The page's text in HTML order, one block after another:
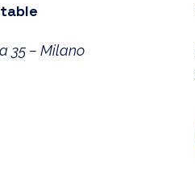
35 – Milano